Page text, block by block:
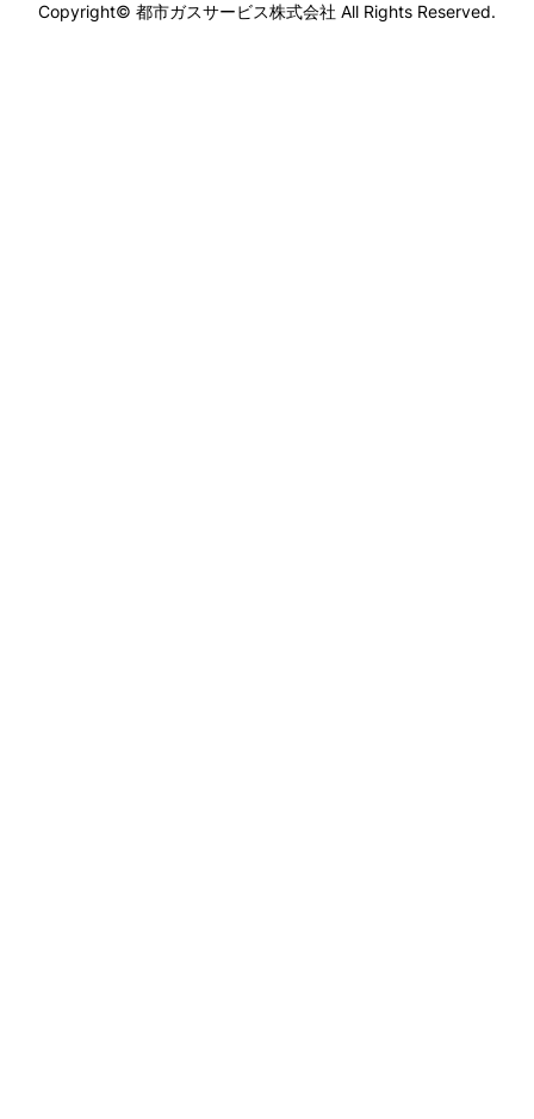
Copyright© 都市ガスサービス株式会社 All Rights Reserved.